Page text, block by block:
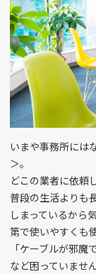
いまや事務所には
＞。
どこの業者に依頼
普段の生活よりも
しまっているから
第で使いやすくも
「ケーブルが邪魔
など困っていませ